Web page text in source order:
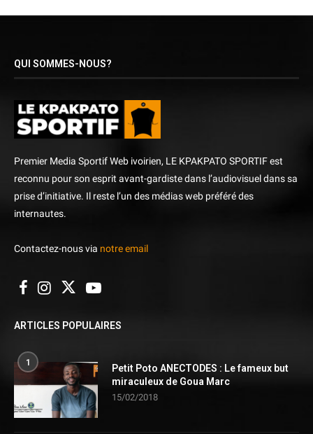
QUI SOMMES-NOUS?
Premier Media Sportif Web ivoirien, LE KPAKPATO SPORTIF est
reconnu pour son esprit avant-gardiste dans l’audiovisuel dans sa
prise d’initiative. Il reste l’un des médias web préféré des
internautes.
Contactez-nous via notre email
ARTICLES POPULAIRES
1
Petit Poto ANECTODES : Le fameux but
miraculeux de Goua Marc
15/02/2018